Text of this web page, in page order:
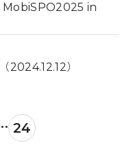
MobiSPO2025 in
）
24